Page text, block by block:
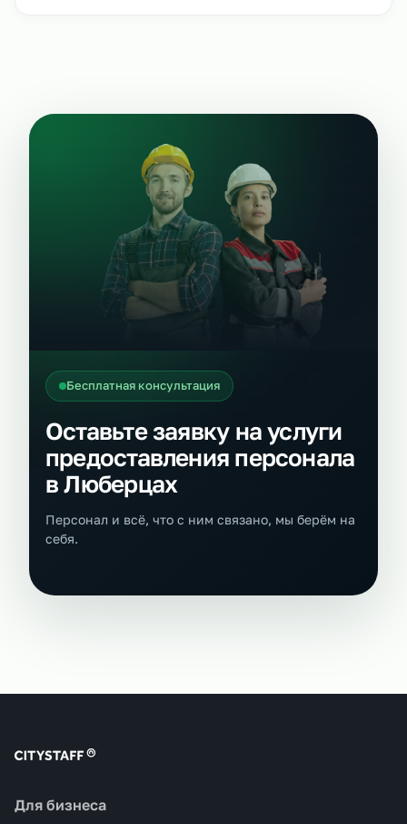
Бесплатная консультация
Оставьте заявку на услуги
предоставления персонала
в Люберцах
Персонал и всё, что с ним связано, мы берём на
себя.
Для бизнеса